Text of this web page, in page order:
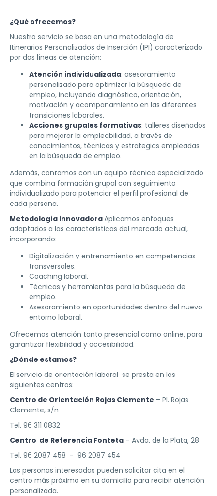
¿Qué ofrecemos?
Nuestro servicio se basa en una metodología de
Itinerarios Personalizados de Inserción (IPI) caracterizado
por dos líneas de atención:
Atención individualizada: asesoramiento
personalizado para optimizar la búsqueda de
empleo, incluyendo diagnóstico, orientación,
motivación y acompañamiento en las diferentes
transiciones laborales.
Acciones grupales formativas: talleres diseñados
para mejorar la empleabilidad, a través de
conocimientos, técnicas y estrategias empleadas
en la búsqueda de empleo.
Además, contamos con un equipo técnico especializado
que combina formación grupal con seguimiento
individualizado para potenciar el perfil profesional de
cada persona.
Metodología innovadoraAplicamos enfoques
adaptados a las características del mercado actual,
incorporando:
Digitalización y entrenamiento en competencias
transversales.
Coaching laboral.
Técnicas y herramientas para la búsqueda de
empleo.
Asesoramiento en oportunidades dentro del nuevo
entorno laboral.
Ofrecemos atención tanto presencial como online, para
garantizar flexibilidad y accesibilidad.
¿Dónde estamos?
El servicio de orientación laboral se presta en los
siguientes centros:
Centro de Orientación Rojas Clemente – Pl. Rojas
Clemente, s/n
Tel. 96 311 0832
Centro de Referencia Fonteta – Avda. de la Plata, 28
Tel. 96 2087 458 - 96 2087 454
Las personas interesadas pueden solicitar cita en el
centro más próximo en su domicilio para recibir atención
personalizada.